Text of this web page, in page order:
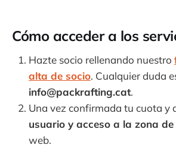
Empezó como una comunidad
del packraft,
Cómo acceder a los
Hazte socio rellenando nuestro
alta de socio. Cualquier duda
info@packrafting.cat.
Una vez confirmada tu cuota y
usuario y acceso a la zona de
web.